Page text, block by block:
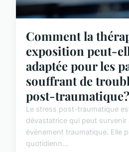
Comment la
exposition peut-
adaptée pour les
souffrant de
post-traumatique?
Le stress post-traumatique
dévastatrice qui peut survenir
événement traumatique. Elle
quotidienn...